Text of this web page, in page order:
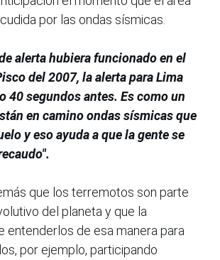
por las ondas sísmicas.
alerta hubiera funcionado en el
del 2007, la alerta para Lima
40 segundos antes. Es como un
en camino ondas sísmicas que
y eso ayuda a que la gente se
que los terremotos son parte
del planeta y que la
entenderlos de esa manera para
por ejemplo, participando